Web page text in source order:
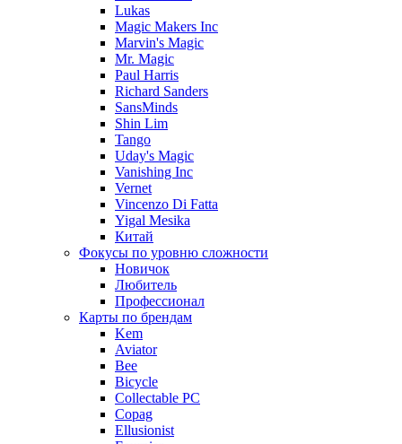
Lukas
Magic Makers Inc
Marvin's Magic
Mr. Magic
Paul Harris
Richard Sanders
SansMinds
Shin Lim
Tango
Uday's Magic
Vanishing Inc
Vernet
Vincenzo Di Fatta
Yigal Mesika
Китай
Фокусы по уровню сложности
Новичок
Любитель
Профессионал
Карты по брендам
Kem
Aviator
Bee
Bicycle
Collectable PC
Copag
Ellusionist